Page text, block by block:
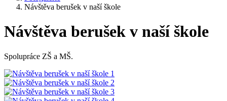
Návštěva berušek v naší škole
Návštěva berušek v naší škole
Spolupráce ZŠ a MŠ.